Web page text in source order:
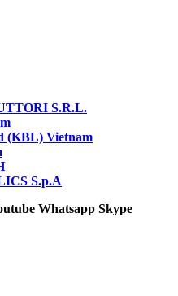
S.R.L.
(KBL) Vietnam
S.p.A
Whatsapp Skype